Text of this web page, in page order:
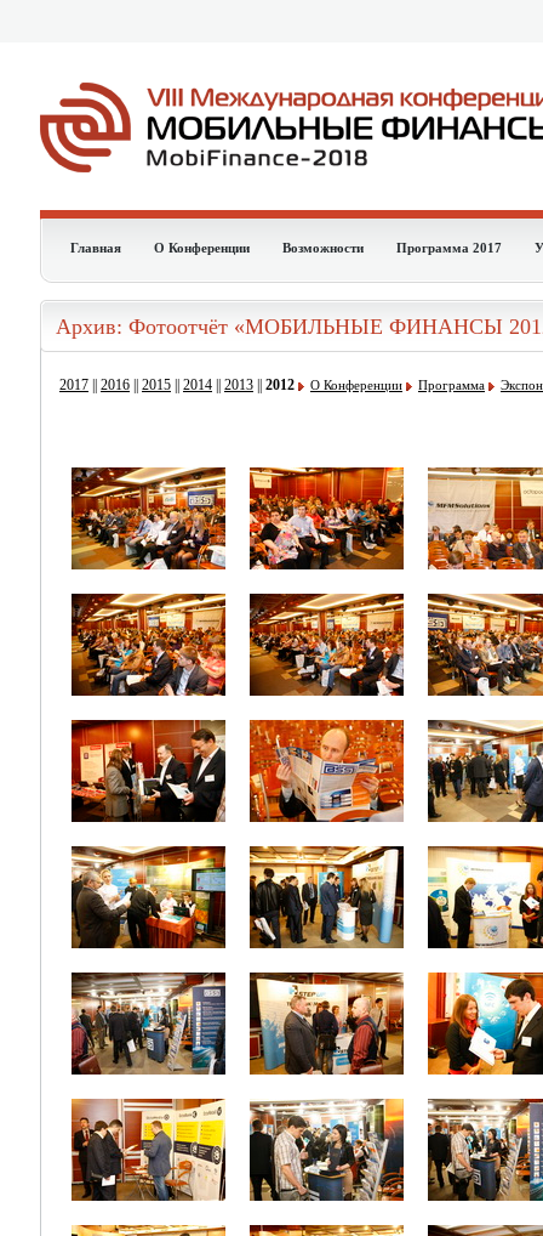
Главная О Конференции Возможности Программа 2017
Архив: Фотоотчёт «МОБИЛЬНЫЕ ФИНАНСЫ
2017 2016 2015 2014 2013 2012 О Конференции Программа